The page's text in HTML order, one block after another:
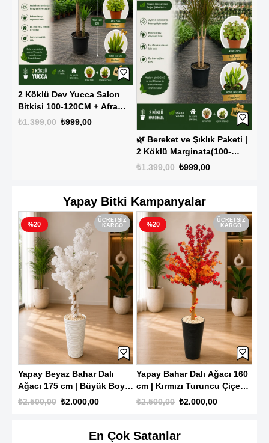
2 Köklü Dev Yucca Salon
Bitkisi 100-120CM + Afra
Para ve Aşkın Gözyaşı
₺999,00
₺1.399,00
🌿 Bereket ve Şıklık Paketi |
2 Köklü Marginata(100-
110Cm) + 2 Hediye Bitki 🌿
₺999,00
₺1.399,00
Yapay Bitki Kampanyalar
Yapay Beyaz Bahar Dalı
Ağacı 175 cm | Büyük Boy
Saksılı Dekoratif Yapay
₺2.000,00
₺2.500,00
ÜCRETSIZ
KARGO
%20
Yapay Bahar Dalı Ağacı 160
cm | Kırmızı Turuncu Çiçekli
Büyük Boy Dekoratif Yapay
₺2.000,00
₺2.500,00
ÜCRETSIZ
KARGO
%20
En Çok Satanlar